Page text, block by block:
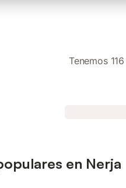
Tenemos
en Nerja